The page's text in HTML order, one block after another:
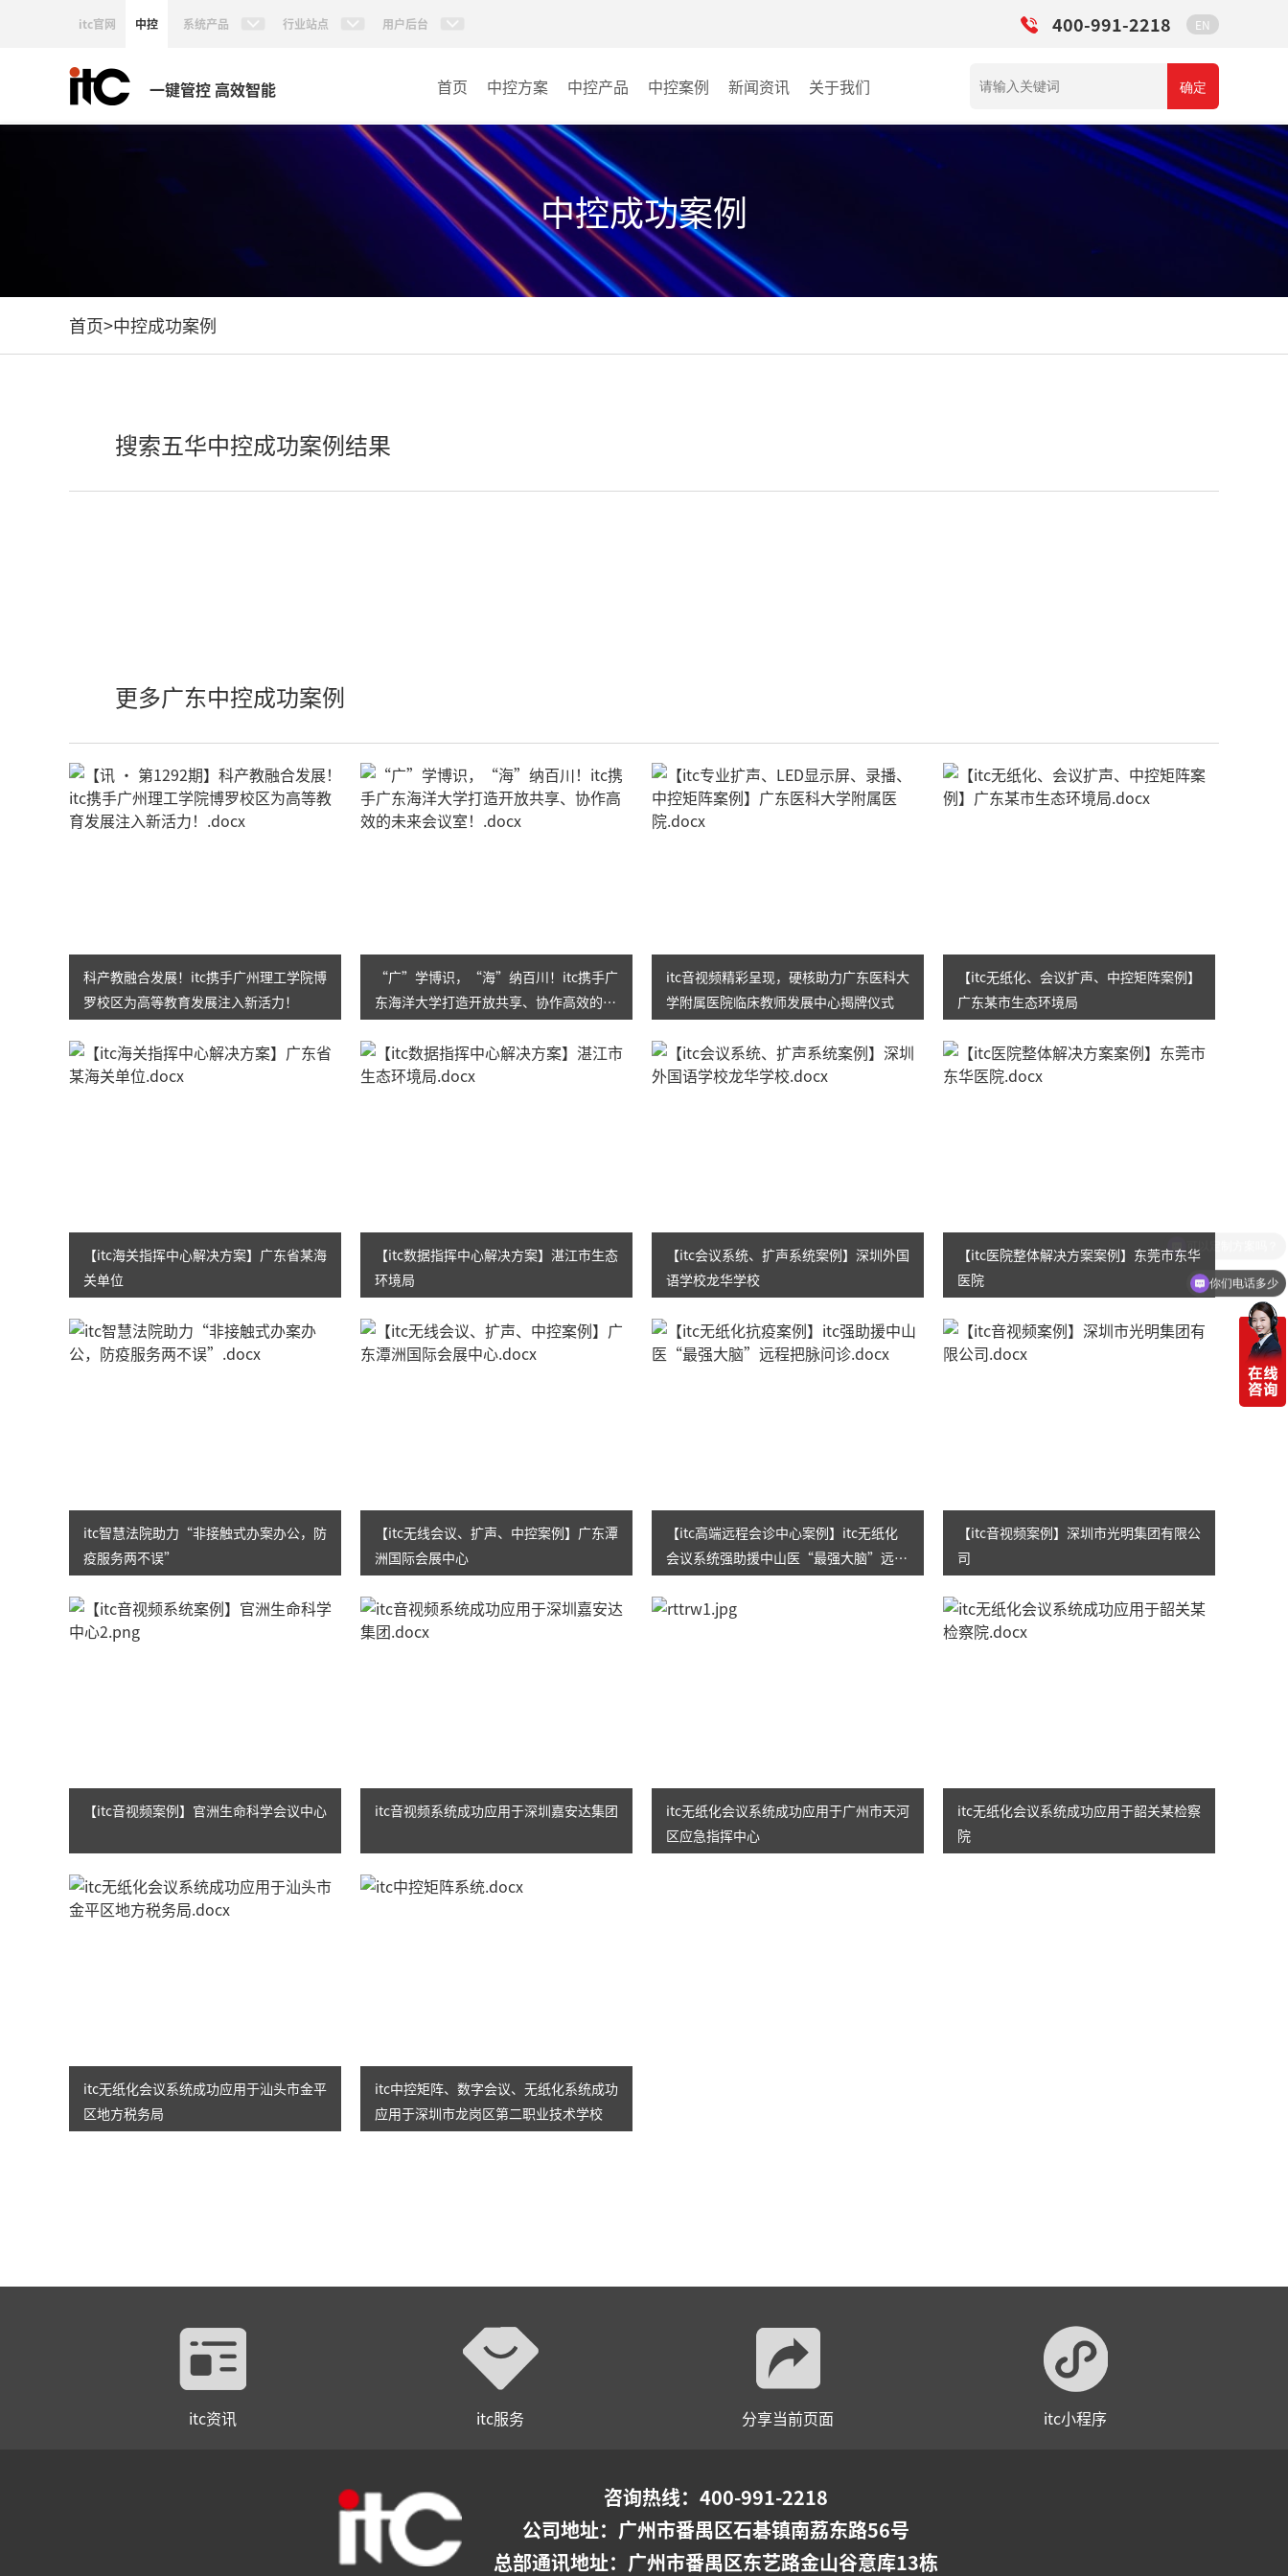
itc官网 中控 系统产品 行业站点 用户后台 400-991-2218 EN
一键管控 高效智能 首页 中控方案 中控产品
MINICC云会控
AI智慧物联中控系统
AI智慧云控教室系统
中控案例
云控教室
其它
新闻资讯 关于我们 确定
中控成功案例
首页>中控成功案例
搜索五华中控成功案例结果
更多广东中控成功案例
科产教融合发展！itc携手广州理工学院博
罗校区为高等教育发展注入新活力！
“广”学博识，“海”纳百川！itc携手广
东海洋大学打造开放共享、协作高效的未
itc音视频精彩呈现，硬核助力广东医科大
学附属医院临床教师发展中心揭牌仪式
【itc无纸化、会议扩声、中控矩阵案例】
广东某市生态环境局
【itc海关指挥中心解决方案】广东省某海
关单位
【itc数据指挥中心解决方案】湛江市生态
环境局
【itc会议系统、扩声系统案例】深圳外国
语学校龙华学校
【itc医院整体解决方案案例】东莞市东华
医院
itc智慧法院助力“非接触式办案办公，防
疫服务两不误”
【itc无线会议、扩声、中控案例】广东潭
洲国际会展中心
【itc高端远程会诊中心案例】itc无纸化
会议系统强助援中山医“最强大脑”远程
【itc音视频案例】深圳市光明集团有限公
司
【itc音视频案例】官洲生命科学会议中心 itc音视频系统成功应用于深圳嘉安达集团
itc无纸化会议系统成功应用于广州市天河
区应急指挥中心
itc无纸化会议系统成功应用于韶关某检察
院
itc无纸化会议系统成功应用于汕头市金平
区地方税务局
itc中控矩阵、数字会议、无纸化系统成功
应用于深圳市龙岗区第二职业技术学校
itc资讯 itc服务 分享当前页面 itc小程序
咨询热线：400-991-2218
公司地址： 广州市番禺区石碁镇南荔东路56号
总部通讯地址：广州市番禺区东艺路金山谷意库13栋
你们电话多少